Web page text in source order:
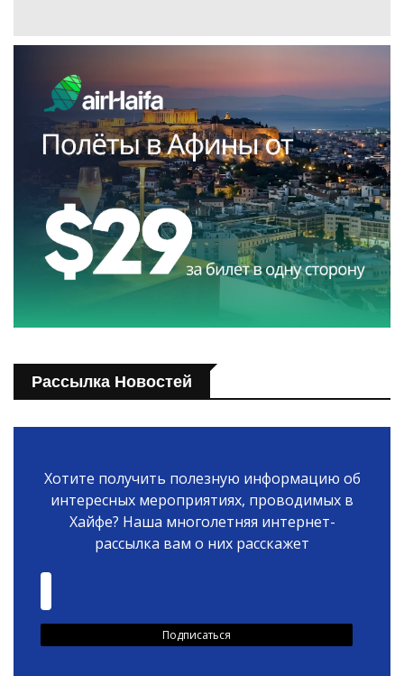
Рассылка Новостей
Хотите получить полезную информацию об
интересных мероприятиях, проводимых в
Хайфе? Наша многолетняя интернет-
рассылка вам о них расскажет